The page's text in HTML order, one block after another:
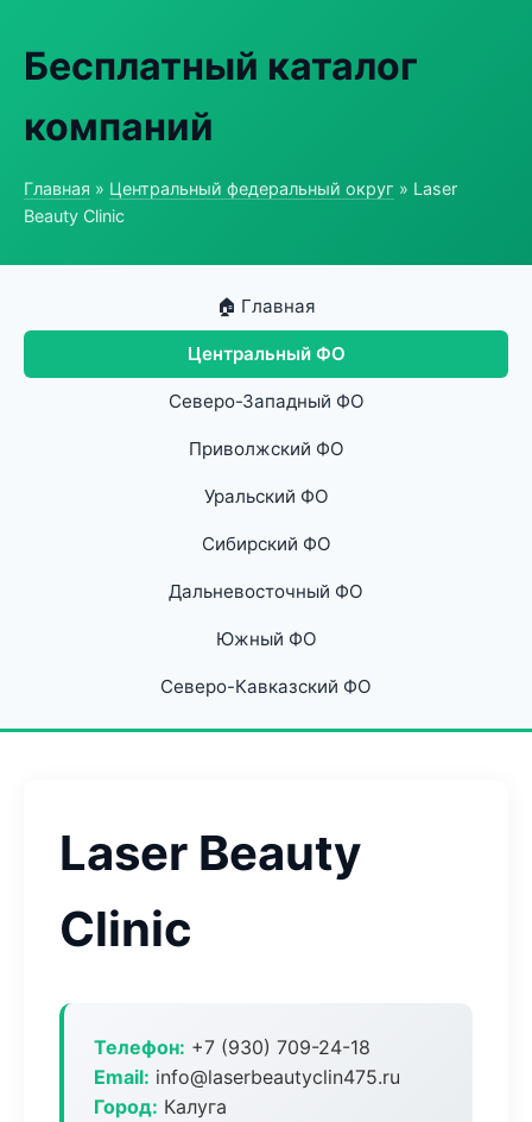
Бесплатный каталог
компаний
Главная » Центральный федеральный округ » Laser
Beauty Clinic
🏠 Главная
Центральный ФО
Северо-Западный ФО
Приволжский ФО
Уральский ФО
Сибирский ФО
Дальневосточный ФО
Южный ФО
Северо-Кавказский ФО
Laser Beauty
Clinic
Телефон: +7 (930) 709-24-18
Email: info@laserbeautyclin475.ru
Город: Калуга